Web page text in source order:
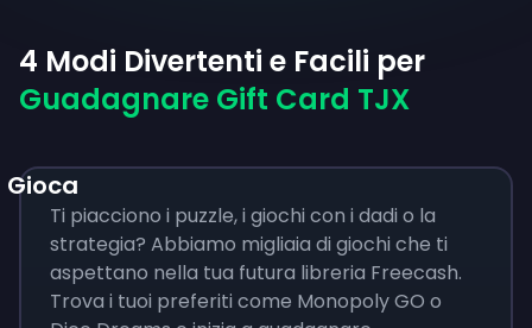
4 Modi Divertenti e Facili per
Guadagnare Gift Card TJX
Gioca
Ti piacciono i puzzle, i giochi con i dadi o la
strategia? Abbiamo migliaia di giochi che ti
aspettano nella tua futura libreria Freecash.
Trova i tuoi preferiti come Monopoly GO o